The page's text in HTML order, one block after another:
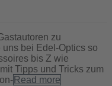
zu
bei Edel-Optics so
bis Z wie
Tipps und Tricks zum
Read more